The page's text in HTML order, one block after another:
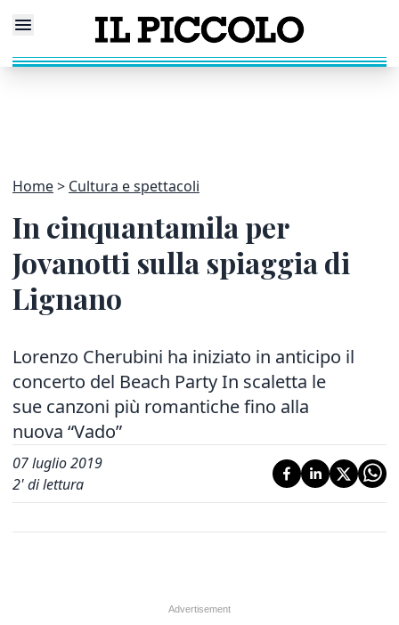
Home Cultura e spettacoli
In cinquantamila per
Jovanotti sulla spiaggia di
Lignano
Lorenzo Cherubini ha iniziato in anticipo il
concerto del Beach Party In scaletta le
sue canzoni più romantiche fino alla
nuova “Vado”
07 luglio 2019
2' di lettura